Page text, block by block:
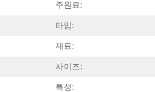
주원료:
타입:
재료:
사이즈:
특성: